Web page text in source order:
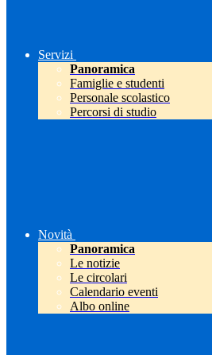
Servizi
Panoramica
Famiglie e studenti
Personale scolastico
Percorsi di studio
Novità
Panoramica
Le notizie
Le circolari
Calendario eventi
Albo online